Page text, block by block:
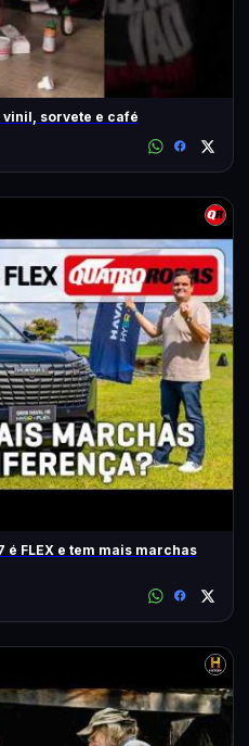
sorvete e café
é FLEX e tem mais marchas